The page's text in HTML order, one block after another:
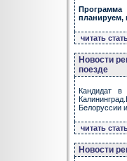
Программа
планируем,
читать
Новости
поезде
Кандидат в
Белоруссии
читать
Новости